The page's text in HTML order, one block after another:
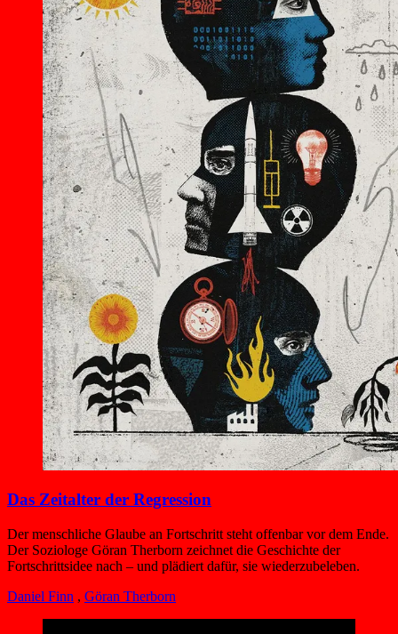
Das Zeitalter der Regression
Der menschliche Glaube an Fortschritt steht offenbar vor dem Ende.
Der Soziologe Göran Therborn zeichnet die Geschichte der
Fortschrittsidee nach – und plädiert dafür, sie wiederzubeleben.
Daniel Finn , Göran Therborn